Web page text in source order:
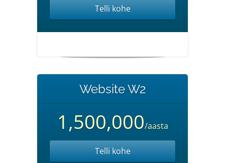
Telli kohe
Website W2
1,500,000/aasta
Telli kohe